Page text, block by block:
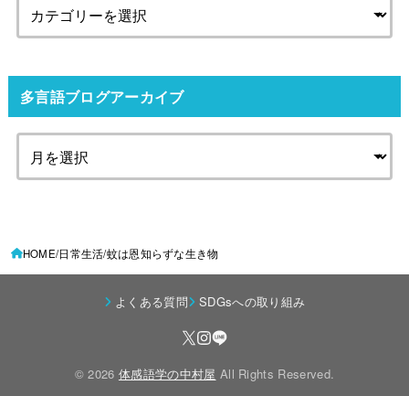
多言語ブログアーカイブ
HOME 日常生活 蚊は恩知らずな生き物
よくある質問 SDGsへの取り組み
© 2026 体感語学の中村屋 All Rights Reserved.